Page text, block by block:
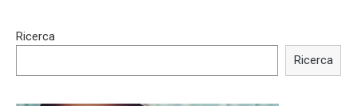
Trying BOLLYWOOD
Shocking illusion - Pretty
Ricerca
Ricerca